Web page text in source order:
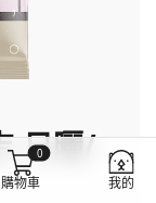
日曬/
購物車
0
我的